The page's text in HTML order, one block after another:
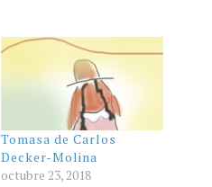
Tomasa de Carlos
Decker-Molina
octubre 23, 2018